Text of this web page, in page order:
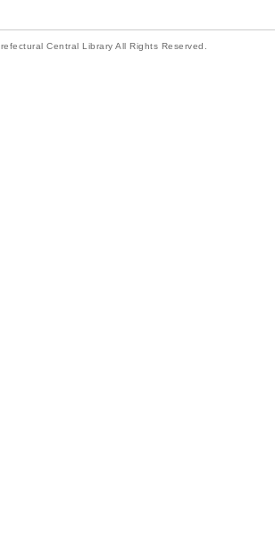
Central Library All Rights Reserved.